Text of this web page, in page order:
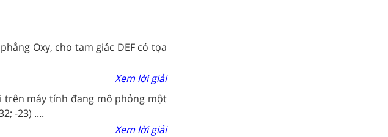
Oxy, cho tam giác DEF có tọa
Xem lời giải
trên máy tính đang mô phỏng một
-23) ....
Xem lời giải